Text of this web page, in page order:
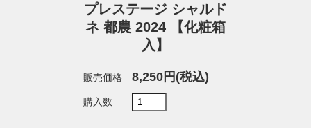
プレステージ シャルド
ネ 都農 2024 【化粧箱
入】
販売価格 8,250円(税込)
購入数